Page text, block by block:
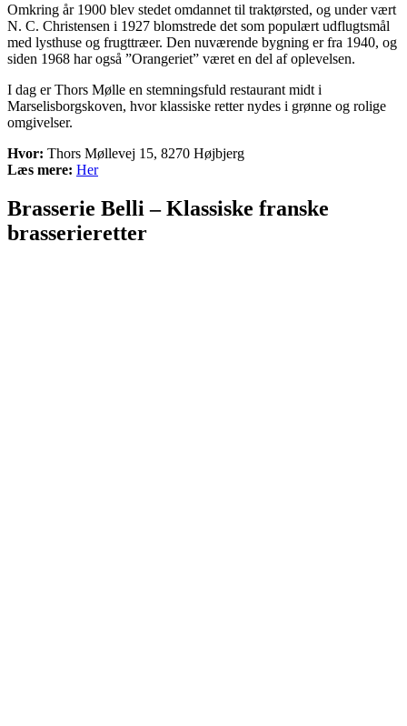
Omkring år 1900 blev stedet omdannet til traktørsted, og under vært
N. C. Christensen i 1927 blomstrede det som populært udflugtsmål
med lysthuse og frugttræer. Den nuværende bygning er fra 1940, og
siden 1968 har også ”Orangeriet” været en del af oplevelsen.
I dag er Thors Mølle en stemningsfuld restaurant midt i
Marselisborgskoven, hvor klassiske retter nydes i grønne og rolige
omgivelser.
Hvor: Thors Møllevej 15, 8270 Højbjerg
Læs mere: Her
Brasserie Belli – Klassiske franske
brasserieretter